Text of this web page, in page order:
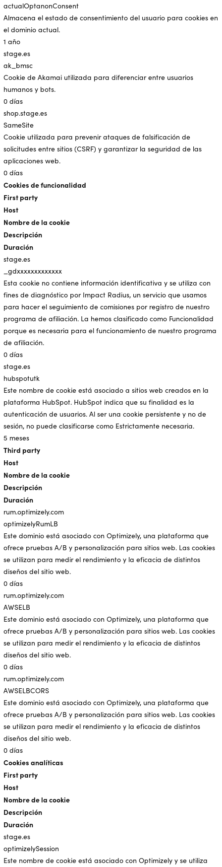
actualOptanonConsent
Almacena el estado de consentimiento del usuario para cookies en
el dominio actual.
1 año
stage.es
ak_bmsc
Cookie de Akamai utilizada para diferenciar entre usuarios
humanos y bots.
0 días
shop.stage.es
SameSite
Cookie utilizada para prevenir ataques de falsificación de
solicitudes entre sitios (CSRF) y garantizar la seguridad de las
aplicaciones web.
0 días
Cookies de funcionalidad
First party
Host
Nombre de la cookie
Descripción
Duración
stage.es
_gdxxxxxxxxxxxxx
Esta cookie no contiene información identificativa y se utiliza con
fines de diagnóstico por Impact Radius, un servicio que usamos
para hacer el seguimiento de comisiones por registro de nuestro
programa de afiliación. La hemos clasificado como Funcionalidad
porque es necesaria para el funcionamiento de nuestro programa
de afiliación.
0 días
stage.es
hubspotutk
Este nombre de cookie está asociado a sitios web creados en la
plataforma HubSpot. HubSpot indica que su finalidad es la
autenticación de usuarios. Al ser una cookie persistente y no de
sesión, no puede clasificarse como Estrictamente necesaria.
5 meses
Third party
Host
Nombre de la cookie
Descripción
Duración
rum.optimizely.com
optimizelyRumLB
Este dominio está asociado con Optimizely, una plataforma que
ofrece pruebas A/B y personalización para sitios web. Las cookies
se utilizan para medir el rendimiento y la eficacia de distintos
diseños del sitio web.
0 días
rum.optimizely.com
AWSELB
Este dominio está asociado con Optimizely, una plataforma que
ofrece pruebas A/B y personalización para sitios web. Las cookies
se utilizan para medir el rendimiento y la eficacia de distintos
diseños del sitio web.
0 días
rum.optimizely.com
AWSELBCORS
Este dominio está asociado con Optimizely, una plataforma que
ofrece pruebas A/B y personalización para sitios web. Las cookies
se utilizan para medir el rendimiento y la eficacia de distintos
diseños del sitio web.
0 días
Cookies analíticas
First party
Host
Nombre de la cookie
Descripción
Duración
stage.es
optimizelySession
Este nombre de cookie está asociado con Optimizely y se utiliza